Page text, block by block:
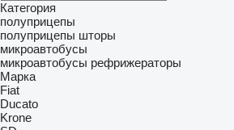
Категория
полуприцепы
полуприцепы шторы
микроавтобусы
микроавтобусы рефрижераторы
Марка
Fiat
Ducato
Krone